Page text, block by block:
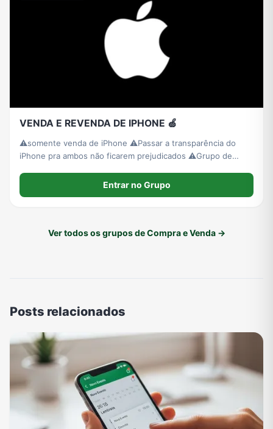
VENDA E REVENDA DE IPHONE 🍏
⚠️somente venda de iPhone ⚠️Passar a transparência do
iPhone pra ambos não ficarem prejudicados ⚠️Grupo de
cair em golpes pagamento só no ato da entrega
Entrar no Grupo
Ver todos os grupos de Compra e Venda →
Posts relacionados